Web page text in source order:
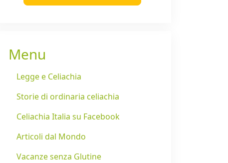
Menu
Legge e Celiachia
Storie di ordinaria celiachia
Celiachia Italia su Facebook
Articoli dal Mondo
Vacanze senza Glutine